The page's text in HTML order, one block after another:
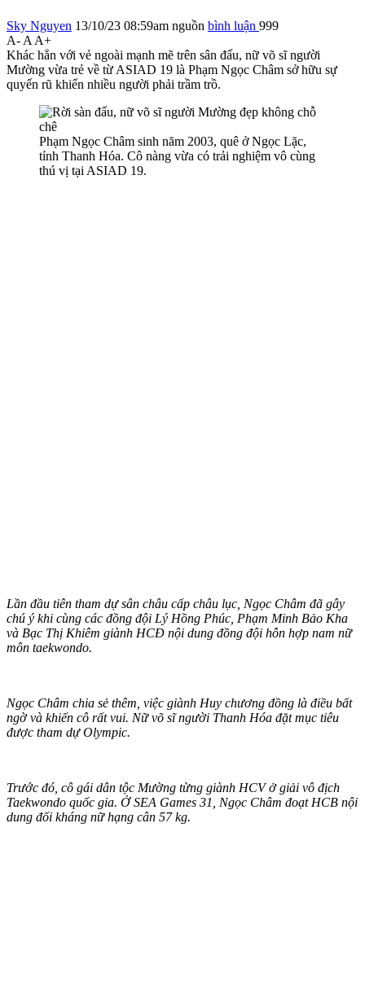
Sky Nguyen 13/10/23 08:59am nguồn bình luận 999
A- A A+
Khác hẳn với vẻ ngoài mạnh mẽ trên sân đấu, nữ võ sĩ người
Mường vừa trẻ về từ ASIAD 19 là Phạm Ngọc Châm sở hữu sự
quyến rũ khiến nhiều người phải trầm trồ.
Phạm Ngọc Châm sinh năm 2003, quê ở Ngọc Lặc,
tỉnh Thanh Hóa. Cô nàng vừa có trải nghiệm vô cùng
thú vị tại ASIAD 19.
Lần đầu tiên tham dự sân châu cấp châu lục, Ngọc Châm đã gây
chú ý khi cùng các đồng đội Lý Hồng Phúc, Phạm Minh Bảo Kha
và Bạc Thị Khiêm giành HCĐ nội dung đồng đội hỗn hợp nam nữ
môn taekwondo.
Ngọc Châm chia sẻ thêm, việc giành Huy chương đồng là điều bất
ngờ và khiến cô rất vui. Nữ võ sĩ người Thanh Hóa đặt mục tiêu
được tham dự Olympic.
Trước đó, cô gái dân tộc Mường từng giành HCV ở giải vô địch
Taekwondo quốc gia. Ở SEA Games 31, Ngọc Châm đoạt HCB nội
dung đối kháng nữ hạng cân 57 kg.